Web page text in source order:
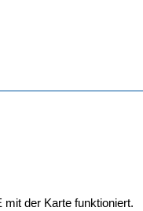
der Karte funktioniert.